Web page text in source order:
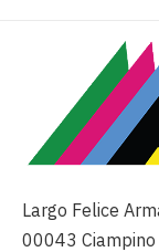
Largo Felice
00043 Ciampino